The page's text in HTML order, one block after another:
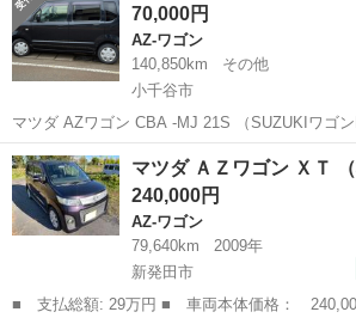
ッシ...
70,000円
AZ-ワゴン
140,850km
その他
小千谷市
マツダ AZワゴン CBA -MJ 21S （SUZUKIワゴンR） 平成17年式 走行
距離14万km SUZUKIエンジンにありがちなベル
り調整すれば治る
新潟 小千谷市 AZ-ワゴン
マツダ ＡＺワゴン ＸＴ （
240,000円
AZ-ワゴン
79,640km
2009年
新発田市
■ 支払総額: 29万円 ■ 車両本体価格： 240,000 円 ■ メーカー